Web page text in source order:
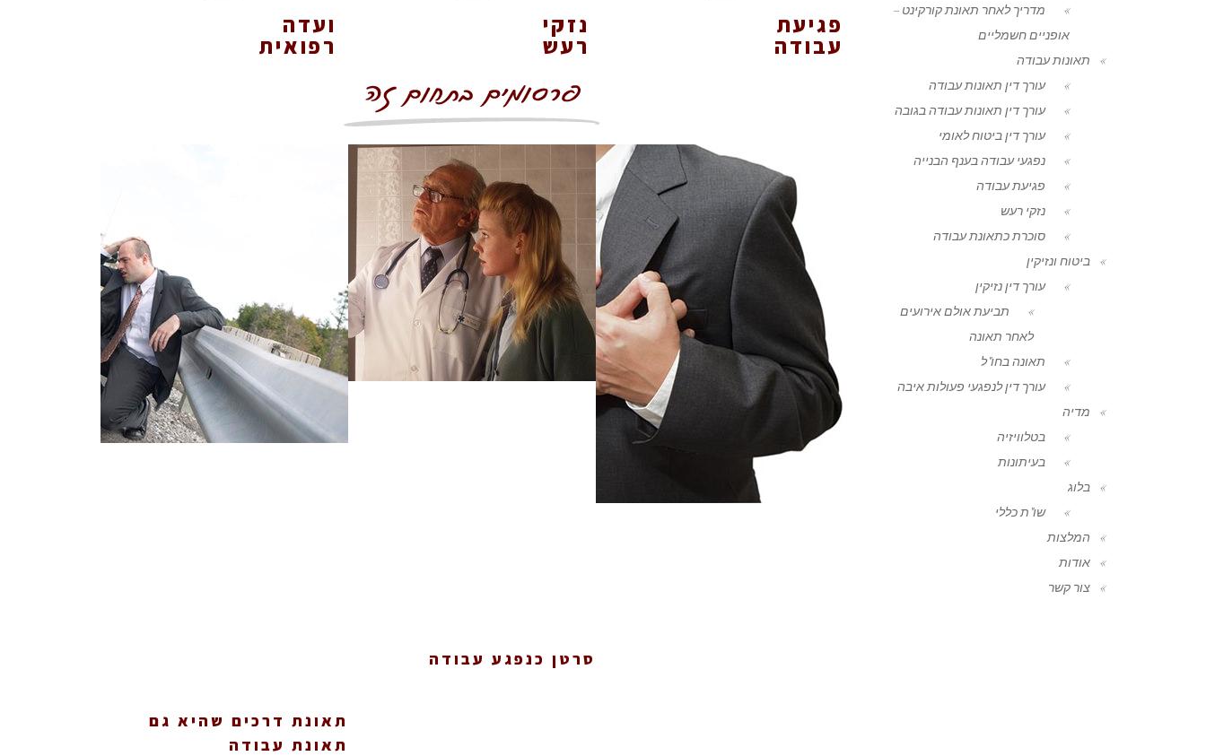
פגיעת
עבודה
נזקי
רעש
ועדה
רפואית
סרטן כנפגע עבודה
תאונת דרכים שהיא גם
תאונת עבודה
מדריך לאחר תאונת קורקינט –
אופניים חשמליים
תאונות עבודה
עורך דין תאונות עבודה
עורך דין תאונות עבודה בגובה
עורך דין ביטוח לאומי
נפגעי עבודה בענף הבנייה
פגיעת עבודה
נזקי רעש
סוכרת כתאונת עבודה
ביטוח ונזיקין
עורך דין נזיקין
תביעת אולם אירועים
לאחר תאונה
תאונה בחו"ל
עורך דין לנפגעי פעולות איבה
מדיה
בטלוויזיה
בעיתונות
בלוג
שו"ת כללי
המלצות
אודות
צור קשר